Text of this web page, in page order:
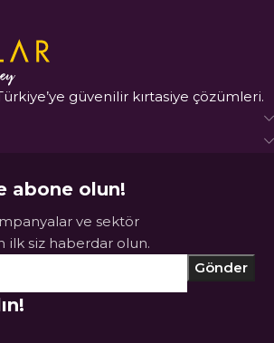
güvenilir kırtasiye çözümleri.
abone olun!
ve sektör
ilk siz haberdar olun.